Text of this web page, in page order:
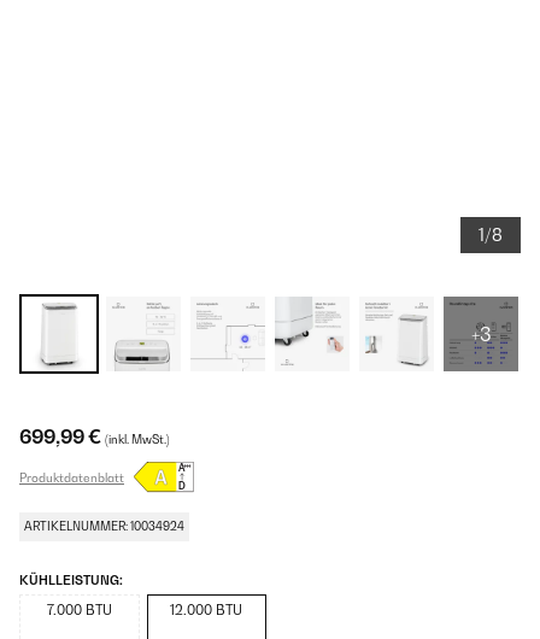
1/8
+3
699,99 € (inkl. MwSt.)
Produktdatenblatt
ARTIKELNUMMER: 10034924
KÜHLLEISTUNG:
7.000 BTU 12.000 BTU